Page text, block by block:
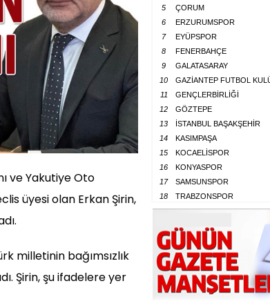
ve Yakutiye Oto
üyesi olan Erkan Şirin,
milletinin bağımsızlık
Şirin, şu ifadelere yer
5
ÇORUM
6
ERZURUMSPOR
7
EYÜPSPOR
8
FENERBAHÇE
9
GALATASARAY
10
GAZİANTEP FUTBOL
11
GENÇLERBİRLİĞİ
12
GÖZTEPE
13
İSTANBUL BAŞAKŞEHİR
14
KASIMPAŞA
15
KOCAELİSPOR
16
KONYASPOR
17
SAMSUNSPOR
18
TRABZONSPOR